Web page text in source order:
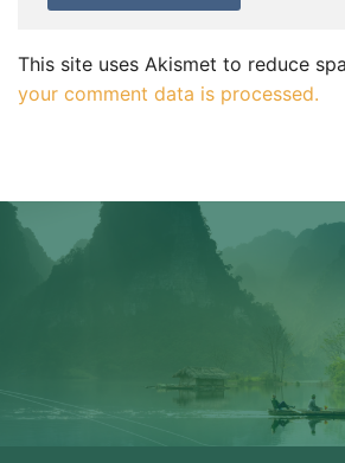
This site uses Akismet to reduce
your comment data is processed.